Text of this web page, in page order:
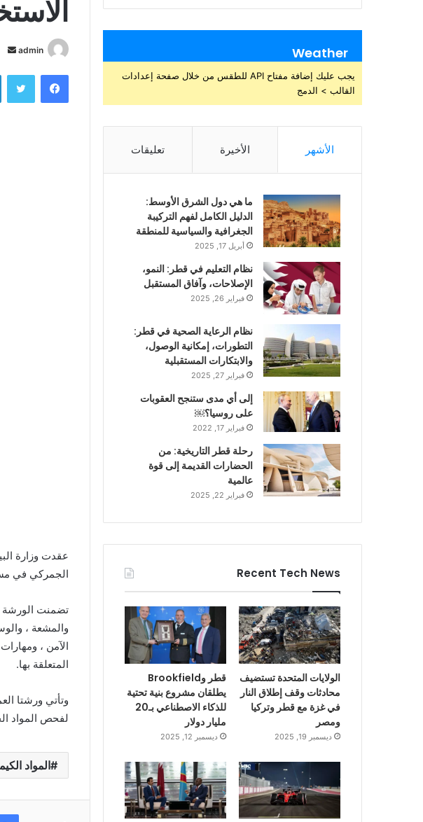
admin
ل
فيسبوك
عقدت وزارة
الجمركي في
تضمنت الورشة
والمشعة ،
الآمن ،
المتعلقة بها.
وتأتي ورشتا
لفحص المواد
المواد
Weather
يجب عليك إضافة مفتاح API للطقس من خلال صفحة إعدادات
القالب > الدمج
الأشهر الأخيرة تعليقات
ما هي دول الشرق الأوسط:
الدليل الكامل لفهم التركيبة
الجغرافية والسياسية للمنطقة
أبريل 17, 2025
نظام التعليم في قطر: النمو،
الإصلاحات، وآفاق المستقبل
فبراير 26, 2025
نظام الرعاية الصحية في قطر:
التطورات، إمكانية الوصول،
والابتكارات المستقبلية
فبراير 27, 2025
إلى أي مدى ستنجح العقوبات
على روسيا؟￼
فبراير 17, 2022
رحلة قطر التاريخية: من
الحضارات القديمة إلى قوة
عالمية
فبراير 22, 2025
Recent Tech News
الولايات المتحدة تستضيف
محادثات وقف إطلاق النار
في غزة مع قطر وتركيا
ومصر
ديسمبر 19, 2025
قطر وBrookfield
يطلقان مشروع بنية تحتية
للذكاء الاصطناعي بـ20
مليار دولار
ديسمبر 12, 2025